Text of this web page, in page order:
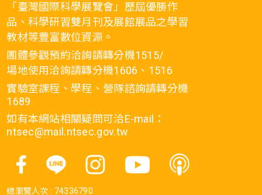
「臺灣國際科學展覽會」歷屆優勝作
品、科學研習雙月刊及展館展品之學習
教材等豐富數位資源。
團體參觀預約洽詢請轉分機1515/
場地使用洽詢請轉分機1606、1516
實驗室課程、學程、營隊諮詢請轉分機
1689
如有本網站相關疑問可洽E-mail：
ntsec@mail.ntsec.gov.tw
總瀏覽人次 : 74336790